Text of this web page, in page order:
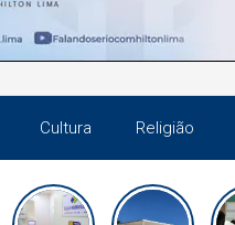
Cultura Religião